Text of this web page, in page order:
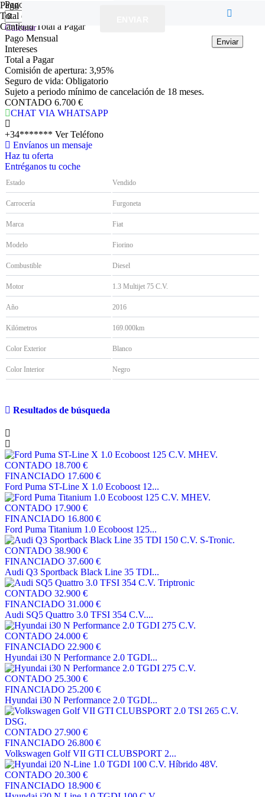
Pago inicial
Calcular
Pago Mensual
Intereses
Total a Pagar
Comisión de apertura: 3,95%
Seguro de vida: Obligatorio
Sujeto a periodo mínimo de cancelación de 18 meses.
CONTADO 6.700 €
CHAT VIA WHATSAPP
+34******* Ver Teléfono
Envíanos un mensaje
Haz tu oferta
Entréganos tu coche
Estado Vendido
Carrocería Furgoneta
Marca Fiat
Modelo Fiorino
Combustible Diesel
Motor 1.3 Multijet 75 C.V.
Año 2016
Kilómetros 169.000km
Color Exterior Blanco
Color Interior Negro
Resultados de búsqueda
CONTADO 18.700 €
FINANCIADO 17.600 €
Ford Puma ST-Line X 1.0 Ecoboost 12...
CONTADO 17.900 €
FINANCIADO 16.800 €
Ford Puma Titanium 1.0 Ecoboost 125...
CONTADO 38.900 €
FINANCIADO 37.600 €
Audi Q3 Sportback Black Line 35 TDI...
CONTADO 32.900 €
FINANCIADO 31.000 €
Audi SQ5 Quattro 3.0 TFSI 354 C.V....
CONTADO 24.000 €
FINANCIADO 22.900 €
Hyundai i30 N Performance 2.0 TGDI...
CONTADO 25.300 €
FINANCIADO 25.200 €
Hyundai i30 N Performance 2.0 TGDI...
CONTADO 27.900 €
FINANCIADO 26.800 €
Volkswagen Golf VII GTI CLUBSPORT 2...
CONTADO 20.300 €
FINANCIADO 18.900 €
Enviar
Enviar
Pago Mensual
Total de Intereses a Pagar
Cantidad Total a Pagar
Enviar